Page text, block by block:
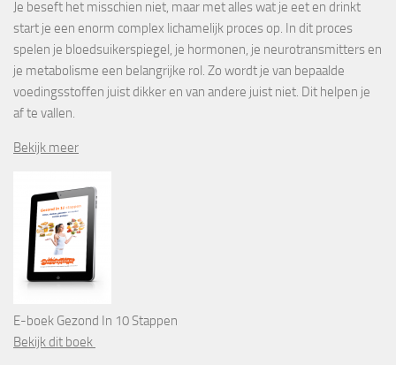
Je beseft het misschien niet, maar met alles wat je eet en drinkt
start je een enorm complex lichamelijk proces op. In dit proces
spelen je bloedsuikerspiegel, je hormonen, je neurotransmitters en
je metabolisme een belangrijke rol. Zo wordt je van bepaalde
voedingsstoffen juist dikker en van andere juist niet. Dit helpen je
af te vallen.
Bekijk meer
E-boek Gezond In 10 Stappen
Bekijk dit boek